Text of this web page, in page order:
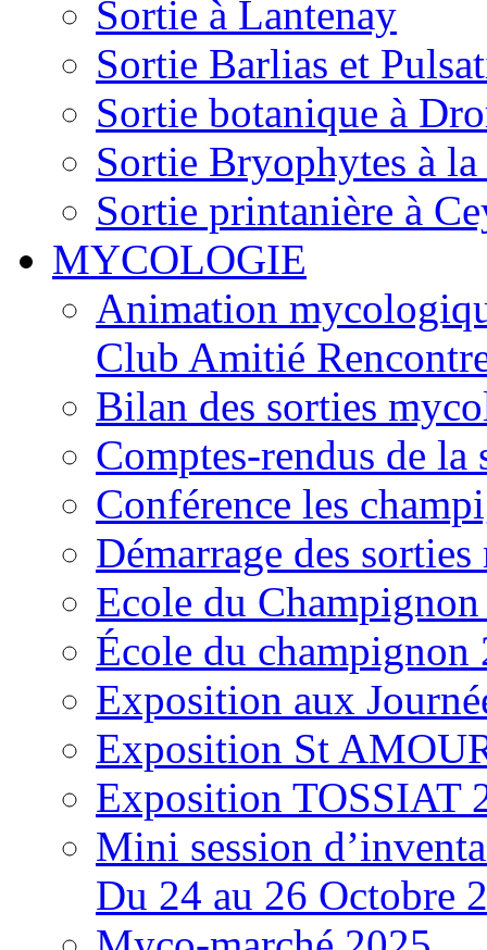
Sortie à Lantenay
Sortie Barlias et
Sortie botanique à
Sortie Bryophytes à la
Sortie printanière à
MYCOLOGIE
Animation
Club Amitié
Bilan des sorties
Comptes-rendus de
Conférence les
Démarrage des
Ecole du
École du champignon
Exposition aux
Exposition St
Exposition TOSSIAT
Mini session
Du 24 au 26 Octobre